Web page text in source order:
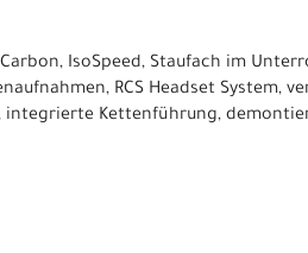
Carbon, IsoSpeed, Staufach im
RCS Headset System,
integrierte Kettenführung,